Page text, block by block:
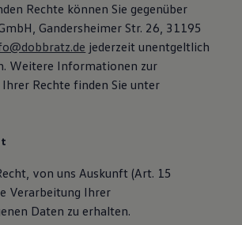
Rechte können Sie gegenüber
Gandersheimer Str. 26, 31195
jederzeit unentgeltlich
Weitere Informationen zur
Rechte finden Sie unter
von uns Auskunft (Art. 15
Verarbeitung Ihrer
Daten zu erhalten.